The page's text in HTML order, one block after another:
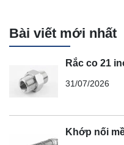
Bài viết mới nhất
Rắc co 21
31/07/2026
Khớp nối